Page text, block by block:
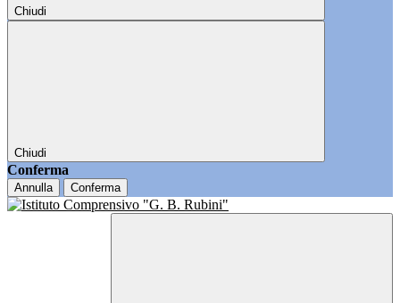
Chiudi
Chiudi
Conferma
Annulla Conferma